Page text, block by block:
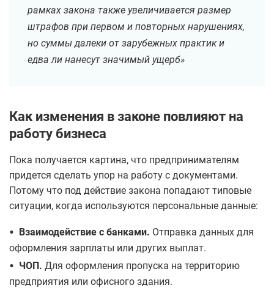
рамках закона также увеличивается размер
штрафов при первом и повторных нарушениях,
но суммы далеки от зарубежных практик и
едва ли нанесут значимый ущерб»
Как изменения в законе повлияют на
работу бизнеса
Пока получается картина, что предпринимателям
придется сделать упор на работу с документами.
Потому что под действие закона попадают типовые
ситуации, когда используются персональные данные:
• Взаимодействие с банками. Отправка данных для
оформления зарплаты или других выплат.
• ЧОП. Для оформления пропуска на территорию
предприятия или офисного здания.